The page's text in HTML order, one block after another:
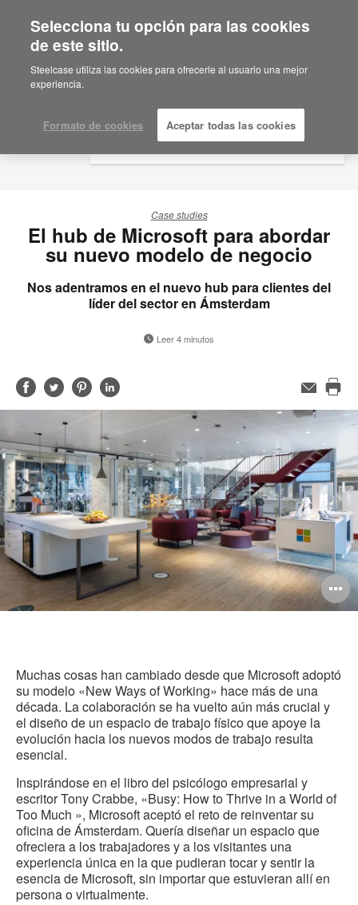
Are you in United States?
Would you like to see Products we sell in
your region?
English
Español
Case studies
El hub de Microsoft para abordar
su nuevo modelo de negocio
Nos adentramos en el nuevo hub para clientes del
líder del sector en Ámsterdam
Leer 4 minutos
Compartir
en
Facebook
Compartir
en
Twitter
Compartir
en
Compartir
en
in
Correo
Muchas cosas han cambiado desde que Microsoft adoptó
su modelo «New Ways of Working» hace más de una
década. La colaboración se ha vuelto aún más crucial y
el diseño de un espacio de trabajo físico que apoye la
evolución hacia los nuevos modos de trabajo resulta
esencial.
Inspirándose en el libro del psicólogo empresarial y
escritor Tony Crabbe, «Busy: How to Thrive in a World of
Too Much », Microsoft aceptó el reto de reinventar su
oficina de Ámsterdam. Quería diseñar un espacio que
ofreciera a los trabajadores y a los visitantes una
experiencia única en la que pudieran tocar y sentir la
esencia de Microsoft, sin importar que estuvieran allí en
persona o virtualmente.
Selecciona tu opción para las cookies
de este sitio.
Steelcase utiliza las cookies para ofrecerle al usuario una mejor
experiencia.
Formato de cookies Aceptar todas las cookies